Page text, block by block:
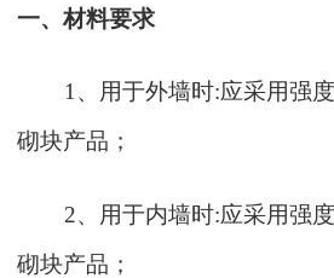
一、材料要求
1 、用于外墙时:应采用强
砌块产品；
2、用于内墙时:应采用强
砌块产品；